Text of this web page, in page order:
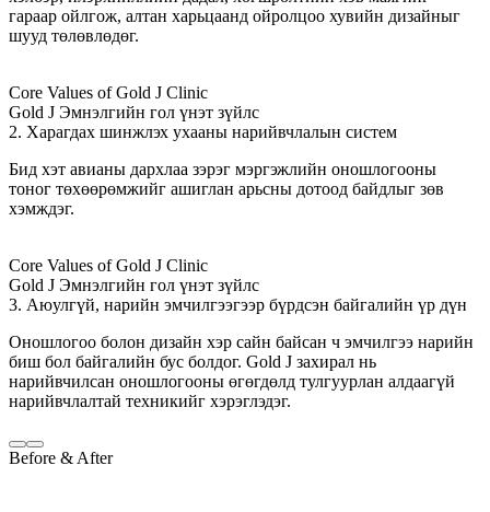
гараар ойлгож, алтан харьцаанд ойролцоо хувийн дизайныг
шууд төлөвлөдөг.
Core Values of Gold J Clinic
Gold J Эмнэлгийн гол үнэт зүйлс
2. Харагдах шинжлэх ухааны нарийвчлалын систем
Бид хэт авианы дархлаа зэрэг мэргэжлийн оношлогооны
тоног төхөөрөмжийг ашиглан арьсны дотоод байдлыг зөв
хэмждэг.
Core Values of Gold J Clinic
Gold J Эмнэлгийн гол үнэт зүйлс
3. Аюулгүй, нарийн эмчилгээгээр бүрдсэн байгалийн үр дүн
Оношлогоо болон дизайн хэр сайн байсан ч эмчилгээ нарийн
биш бол байгалийн бус болдог. Gold J захирал нь
нарийвчилсан оношлогооны өгөгдөлд тулгуурлан алдаагүй
нарийвчлалтай техникийг хэрэглэдэг.
Before & After